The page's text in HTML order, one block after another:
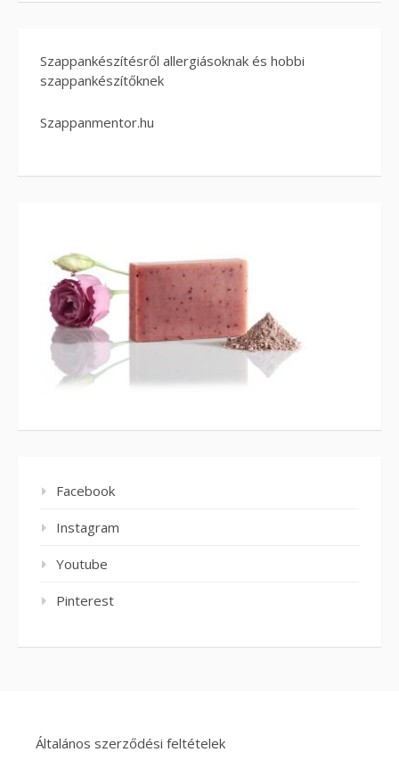
Szappankészítésről allergiásoknak és hobbi
szappankészítőknek
Szappanmentor.hu
Facebook
Instagram
Youtube
Pinterest
Általános szerződési feltételek